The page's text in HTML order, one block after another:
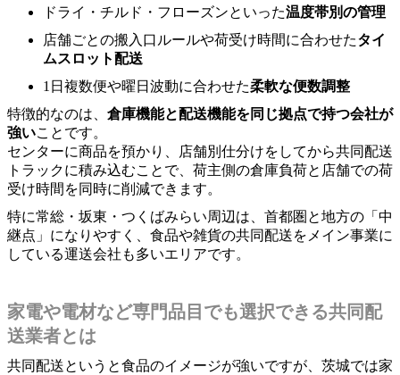
ドライ・チルド・フローズンといった温度帯別の管理
店舗ごとの搬入口ルールや荷受け時間に合わせたタイ
ムスロット配送
1日複数便や曜日波動に合わせた柔軟な便数調整
特徴的なのは、 倉庫機能と配送機能を同じ拠点で持つ会社が
強いことです。
センターに商品を預かり、店舗別仕分けをしてから共同配送
トラックに積み込むことで、荷主側の倉庫負荷と店舗での荷
受け時間を同時に削減できます。
特に常総・坂東・つくばみらい周辺は、首都圏と地方の「中
継点」になりやすく、食品や雑貨の共同配送をメイン事業に
している運送会社も多いエリアです。
家電や電材など専門品目でも選択できる共同配
送業者とは
共同配送というと食品のイメージが強いですが、茨城では家